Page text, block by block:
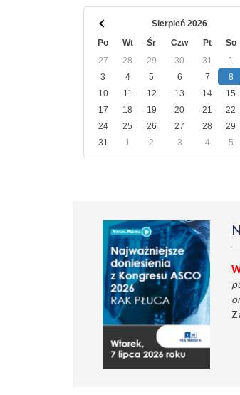
ARCHWIUMSierpień 2026
Po
Wt Śr Czw Pt So
27
28 29 30 31 1
3
4 5 6 7 8
10
11 12 13 14 15
17
18 19 20 21 22
24
25 26 27 28 29
31
1 2 3 4 5